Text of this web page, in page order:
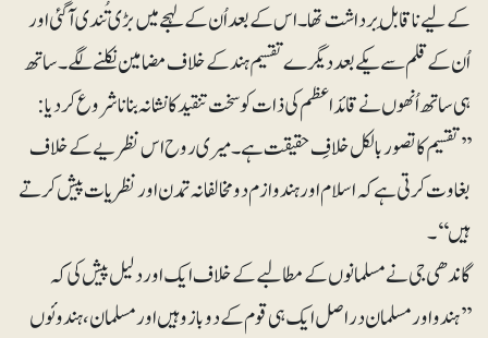
کے لیے ناقابلِ برداشت تھا۔ اس کے بعد اُن کے لہجے میں بڑی تُندی آگئی اور
اُن کے قلم سے یکے بعد دیگرے تقسیم ہند کے خلاف مضامین نکلنے لگے۔ ساتھ
ہی ساتھ اُنھوں نے قائداعظم کی ذات کو سخت تنقید کا نشانہ بنانا شروع کر دیا:
’’تقسیم کا تصور بالکل خلافِ حقیقت ہے۔ میری روح اس نظریے کے خلاف
بغاوت کرتی ہے کہ اسلام اور ہندو ازم دو مخالفانہ تمدن اور نظریات پیش کرتے
ہیں‘‘۔
گاندھی جی نے مسلمانوں کے مطالبے کے خلاف ایک اور دلیل پیش کی کہ
’’ہندو اور مسلمان دراصل ایک ہی قوم کے دو بازو ہیں اور مسلمان، ہندوئوں